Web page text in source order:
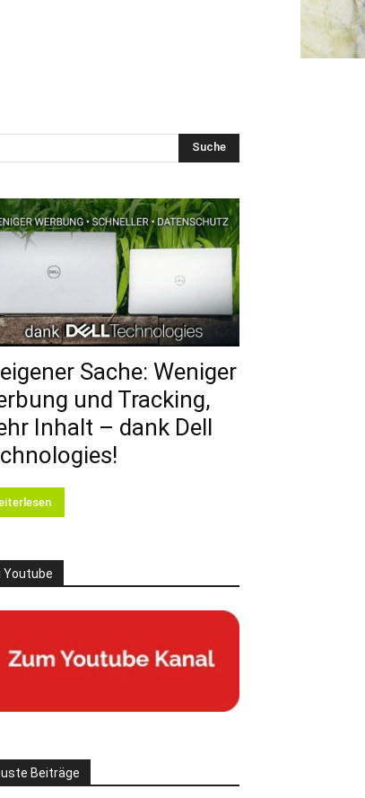
Suche
Sache: Weniger
und Tracking,
Inhalt – dank Dell
Youtube
Beiträge